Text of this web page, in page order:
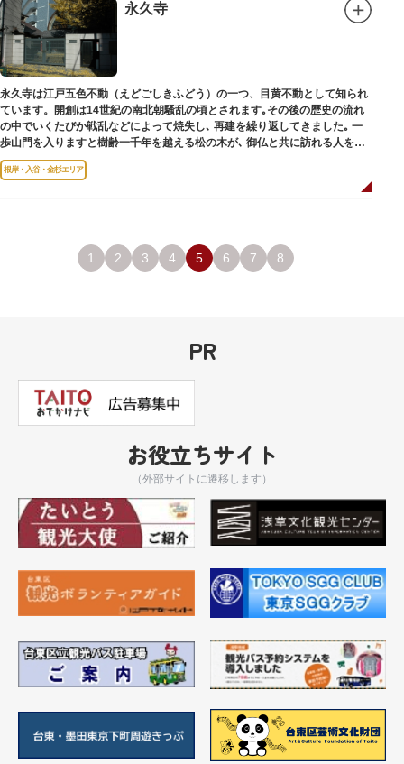
永久寺
永久寺は江戸五色不動（えどごしきふどう）の一つ、目黄不動として知られ
ています。開創は14世紀の南北朝騒乱の頃とされます｡その後の歴史の流れ
の中でいくたびか戦乱などによって焼失し､ 再建を繰り返してきました｡ 一
歩山門を入りますと樹齢一千年を越える松の木が､ 御仏と共に訪れる人を静
かに迎えています｡
根岸・入谷・金杉エリア
1 2 3 4 5 6 7 8
PR
お役立ちサイト
（外部サイトに遷移します）